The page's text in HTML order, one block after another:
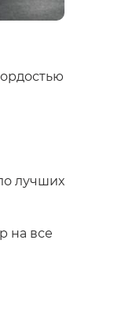
лучших
на все